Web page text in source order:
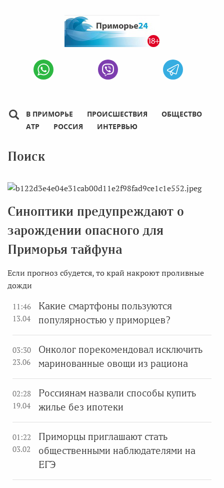
В ПРИМОРЬЕ ПРОИСШЕСТВИЯ
ОБЩЕСТВО
АТР
РОССИЯ ИНТЕРВЬЮ
Поиск
Синоптики предупреждают о
зарождении опасного для
Приморья тайфуна
Если прогноз сбудется, то край накроют проливные
дожди
11:46
13.04
Какие смартфоны пользуются
популярностью у приморцев?
03:30
23.06
Онколог порекомендовал исключить
маринованные овощи из рациона
02:28
19.04
Россиянам назвали способы купить
жилье без ипотеки
01:22
03.02
Приморцы приглашают стать
общественными наблюдателями на
ЕГЭ